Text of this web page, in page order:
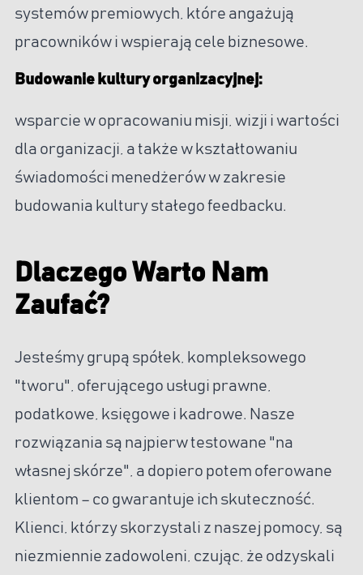
systemów premiowych, które angażują
pracowników i wspierają cele biznesowe.
Budowanie kultury organizacyjnej:
wsparcie w opracowaniu misji, wizji i wartości
dla organizacji, a także w kształtowaniu
świadomości menedżerów w zakresie
budowania kultury stałego feedbacku.
Dlaczego Warto Nam
Zaufać?
Jesteśmy grupą spółek, kompleksowego
"tworu", oferującego usługi prawne,
podatkowe, księgowe i kadrowe. Nasze
rozwiązania są najpierw testowane "na
własnej skórze", a dopiero potem oferowane
klientom – co gwarantuje ich skuteczność.
Klienci, którzy skorzystali z naszej pomocy, są
niezmiennie zadowoleni, czując, że odzyskali